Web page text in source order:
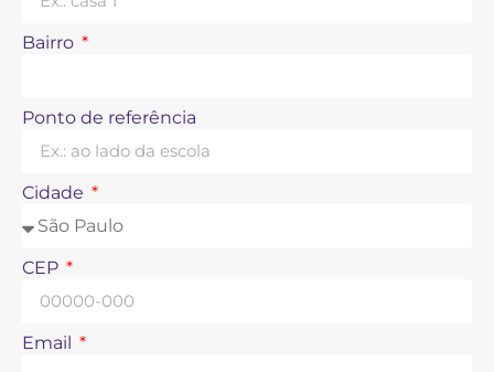
Bairro
Ponto de referência
Cidade
CEP
Email